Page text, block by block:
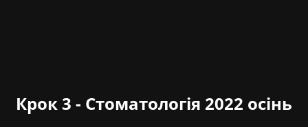
Крок 3 - Стоматологія 2022 осінь